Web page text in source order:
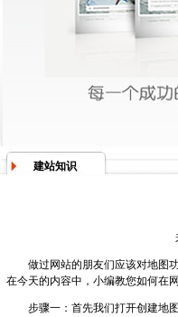
建站知识
做过网站的朋友们应该对地图
在今天的内容中，小编教您如何在
步骤一：首先我们打开创建地